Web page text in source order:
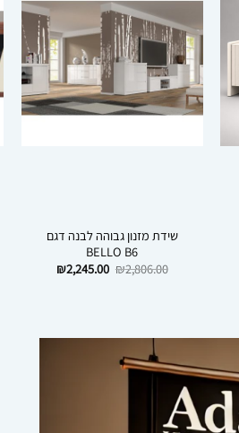
שידת מזנון גבוהה לבנה דגם
BELLO B6
₪2,806.00 המחיר
המקורי
₪2,245.00